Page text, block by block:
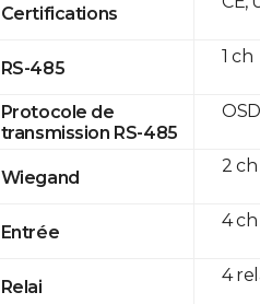
Certifications
RS-485
Protocole de
transmission RS-485
Wiegand
Entrée
Relai
1 ch
2
4 ch
4